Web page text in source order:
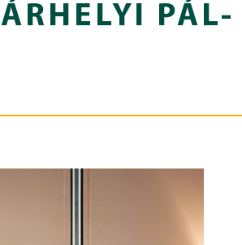
PÁL-